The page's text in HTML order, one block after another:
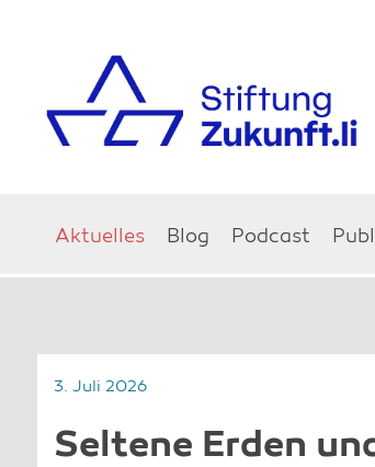
Aktuelles Blog Podcast
3. Juli 2026
Seltene Erden